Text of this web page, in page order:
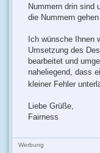
Nummern drin sind
die Nummern
Ich wünsche Ihnen
Umsetzung des
bearbeitet und
naheliegend, dass
kleiner Fehler
Liebe Grüße,
Fairness
Werbung